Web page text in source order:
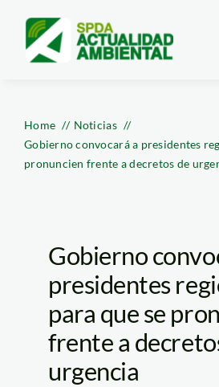
content
Home
Noticias
Gobierno convocará a presidentes
pronuncien frente a decretos de
Gobierno
presidentes
para que se
frente a
urgencia